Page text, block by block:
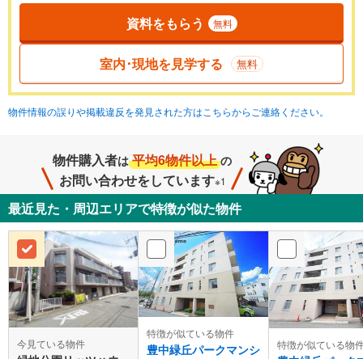
資料をもらう 無料
室内･現地を見学する 無料
物件情報の誤りや掲載違反を発見された方はこちらからご連絡ください。
物件購入者は 平均6物件以上 の
お問い合わせをしています※1
最近見た・周辺エリアで特徴が似た物件
今見ている物件
特徴が似ている物件
豊中緑丘パークマンシ
特徴が似ている物